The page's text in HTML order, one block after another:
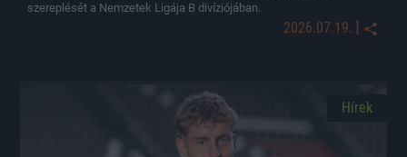
szereplését a Nemzetek Ligája B divíziójában.
2026.07.19. |
Hírek